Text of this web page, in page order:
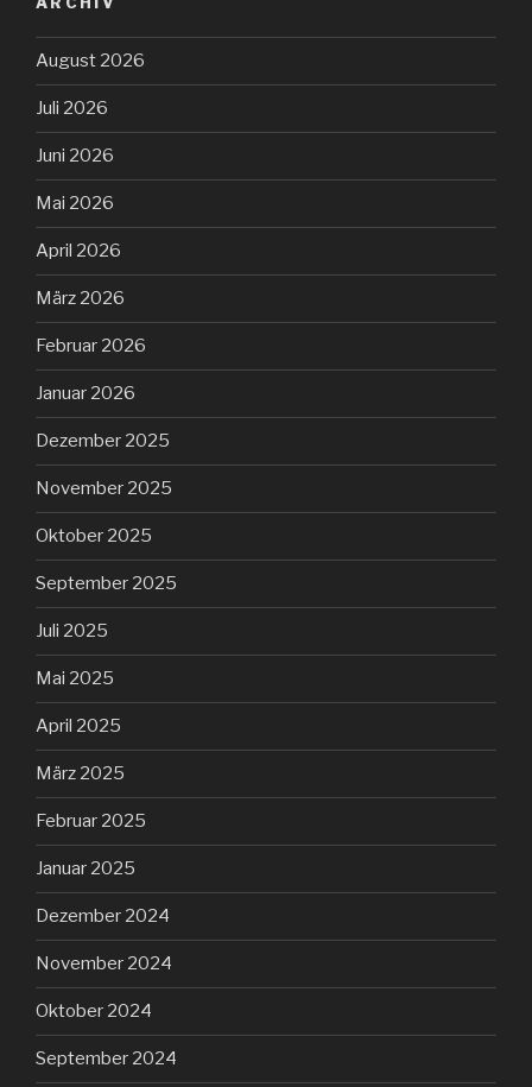
August 2026
Juli 2026
Juni 2026
Mai 2026
April 2026
März 2026
Februar 2026
Januar 2026
Dezember 2025
November 2025
Oktober 2025
September 2025
Juli 2025
Mai 2025
April 2025
März 2025
Februar 2025
Januar 2025
Dezember 2024
November 2024
Oktober 2024
September 2024